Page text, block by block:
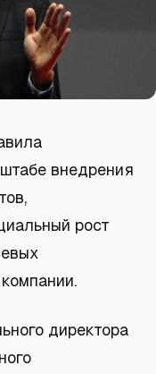
внедрения
рост
директора